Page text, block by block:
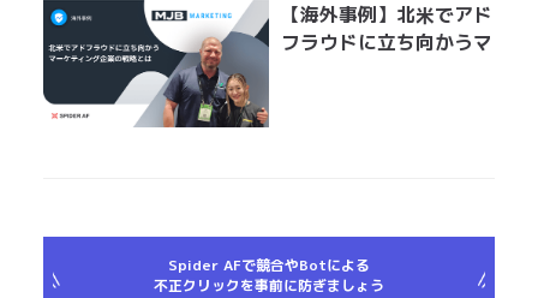
【海外事例】北米でアド
フラウドに立ち向かうマ
Spider AFで競合やBotによる
不正クリックを事前に防ぎましょう